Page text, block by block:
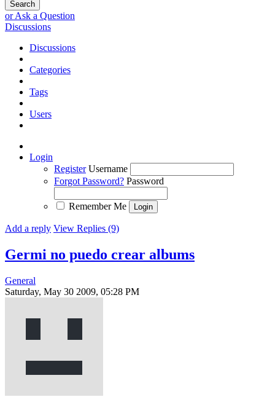
Search
or Ask a Question
Discussions
Discussions
Categories
Tags
Users
Login
Register Username
Forgot Password? Password
Remember Me
Add a reply View Replies (9)
Germi no puedo crear albums
General
Saturday, May 30 2009, 05:28 PM